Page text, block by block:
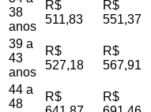
38
anos
R$
511,83
R$
551,37
39 a
43
anos
R$
527,18
R$
567,91
44 a
48
R$
R$